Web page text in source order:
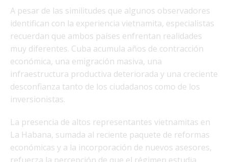
A pesar de las similitudes que algunos observadores
identifican con la experiencia vietnamita, especialistas
recuerdan que ambos países enfrentan realidades
muy diferentes. Cuba acumula años de contracción
económica, una emigración masiva, una
infraestructura productiva deteriorada y una creciente
desconfianza tanto de los ciudadanos como de los
inversionistas.
La presencia de altos representantes vietnamitas en
La Habana, sumada al reciente paquete de reformas
económicas y a la incorporación de nuevos asesores,